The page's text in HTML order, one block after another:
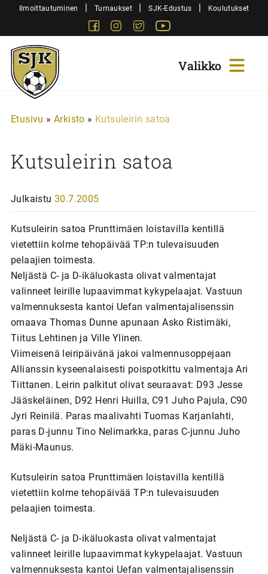
SiirryIlmoittautuminen | Turnaukset | SJK-Edustus | Koulutukset
FacebookInstagram
Twitter
Sjk-
Juniorit
Etusivu » Arkisto » Kutsuleirin satoa
Kutsuleirin satoa
Julkaistu 30.7.2005
Kutsuleirin satoa Prunttimäen loistavilla kentillä
vietettiin kolme tehopäivää TP:n tulevaisuuden
pelaajien toimesta.
Neljästä C- ja D-ikäluokasta olivat valmentajat
valinneet leirille lupaavimmat kykypelaajat. Vastuun
valmennuksesta kantoi Uefan valmentajalisenssin
omaava Thomas Dunne apunaan Asko Ristimäki,
Tiitus Lehtinen ja Ville Ylinen.
Viimeisenä leiripäivänä jakoi valmennusoppejaan
Allianssin kyseenalaisesti poispotkittu valmentaja Ari
Tiittanen. Leirin palkitut olivat seuraavat: D93 Jesse
Jääskeläinen, D92 Henri Huilla, C91 Juho Pajula, C90
Jyri Reinilä. Paras maalivahti Tuomas Karjanlahti,
paras D-junnu Tino Nelimarkka, paras C-junnu Juho
Mäki-Maunus.
Kutsuleirin satoa Prunttimäen loistavilla kentillä
vietettiin kolme tehopäivää TP:n tulevaisuuden
pelaajien toimesta.
Neljästä C- ja D-ikäluokasta olivat valmentajat
valinneet leirille lupaavimmat kykypelaajat. Vastuun
valmennuksesta kantoi Uefan valmentajalisenssin